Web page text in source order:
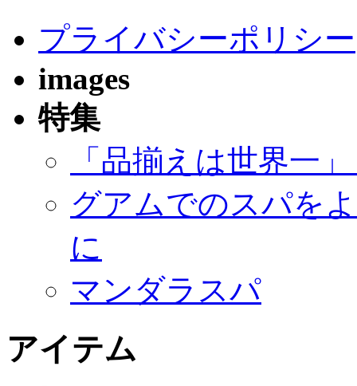
プライバシーポリシー
images
特集
「品揃えは世界一
グアムでのスパを
に
マンダラスパ
アイテム